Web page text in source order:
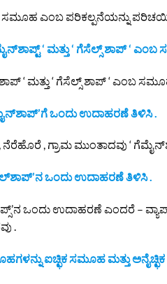
ಸಮೂಹ ಎಂಬ ಪರಿಕಲ್ಪನೆಯನ್ನು
‘ ಮತ್ತು ‘ ಗೆಸೆಲ್ಸ್ ಶಾಪ್ ‘
‘ ಮತ್ತು ‘ ಗೆಸೆಲ್ಸ್ ಶಾಪ್ ‘ ಎಂಬ
ಒಂದು ಉದಾಹರಣೆ ತಿಳಿಸಿ .
ನೆರೆಹೊರೆ , ಗ್ರಾಮ ಮುಂತಾದವು ‘
ಒಂದು ಉದಾಹರಣೆ ತಿಳಿಸಿ .
ಒಂದು ಉದಾಹರಣೆ ಎಂದರೆ –
.
ಐಚ್ಛಿಕ ಸಮೂಹ ಮತ್ತು